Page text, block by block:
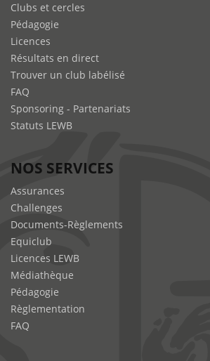
Clubs et cercles
Pédagogie
Licences
Résultats en direct
Trouver un club labélisé
FAQ
Sponsoring - Partenariats
Statuts LEWB
NOS SERVICES
Assurances
Challenges
Documents-Règlements
Equiclub
Licences LEWB
Médiathèque
Pédagogie
Règlementation
FAQ